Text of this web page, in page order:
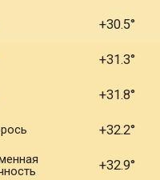
+30.5
+31.3
+31.8
+32.2
+32.9